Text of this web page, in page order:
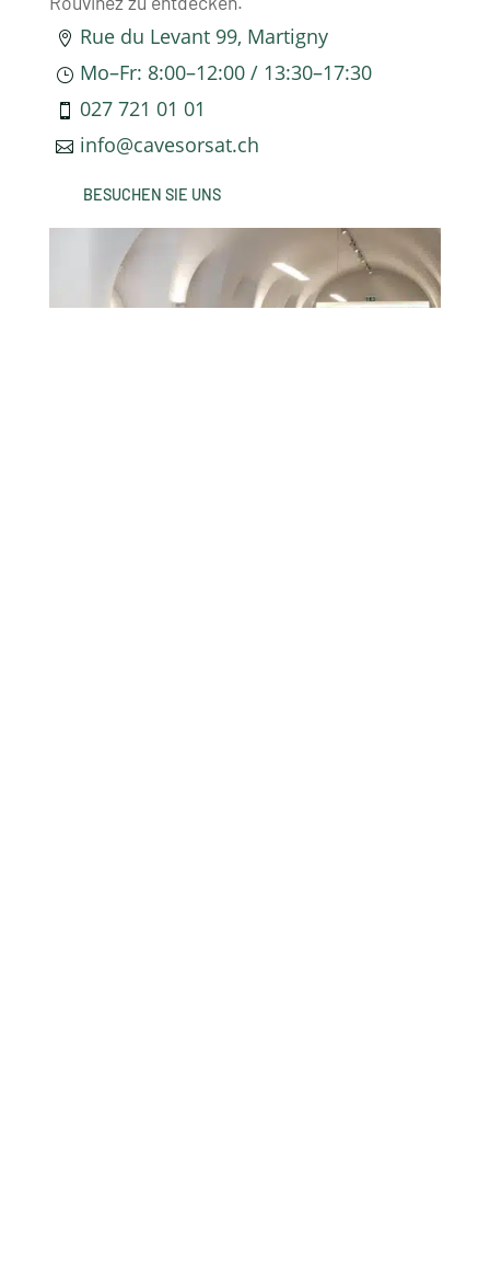
 Rue du Levant 99, Martigny
} Mo–Fr: 8:00–12:00 / 13:30–17:30
 027 721 01 01
 info@cavesorsat.ch
BESUCHEN SIE UNS